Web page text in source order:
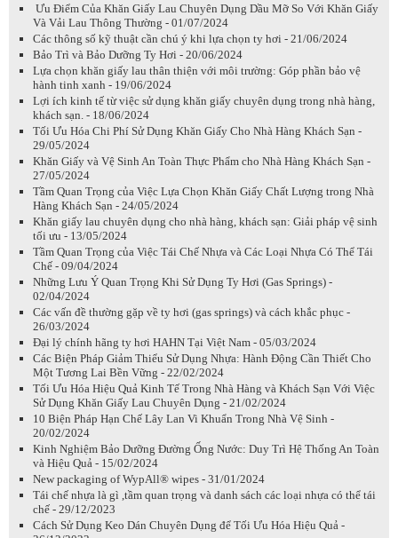
Ưu Điểm Của Khăn Giấy Lau Chuyên Dụng Dầu Mỡ So Với Khăn Giấy
Và Vải Lau Thông Thường - 01/07/2024
Các thông số kỹ thuật cần chú ý khi lựa chọn ty hơi - 21/06/2024
Bảo Trì và Bảo Dưỡng Ty Hơi - 20/06/2024
Lựa chọn khăn giấy lau thân thiện với môi trường: Góp phần bảo vệ
hành tinh xanh - 19/06/2024
Lợi ích kinh tế từ việc sử dụng khăn giấy chuyên dụng trong nhà hàng,
khách sạn. - 18/06/2024
Tối Ưu Hóa Chi Phí Sử Dụng Khăn Giấy Cho Nhà Hàng Khách Sạn -
29/05/2024
Khăn Giấy và Vệ Sinh An Toàn Thực Phẩm cho Nhà Hàng Khách Sạn -
27/05/2024
Tầm Quan Trọng của Việc Lựa Chọn Khăn Giấy Chất Lượng trong Nhà
Hàng Khách Sạn - 24/05/2024
Khăn giấy lau chuyên dụng cho nhà hàng, khách sạn: Giải pháp vệ sinh
tối ưu - 13/05/2024
Tầm Quan Trọng của Việc Tái Chế Nhựa và Các Loại Nhựa Có Thể Tái
Chế - 09/04/2024
Những Lưu Ý Quan Trọng Khi Sử Dụng Ty Hơi (Gas Springs) -
02/04/2024
Các vấn đề thường gặp về ty hơi (gas springs) và cách khắc phục -
26/03/2024
Đại lý chính hãng ty hơi HAHN Tại Việt Nam - 05/03/2024
Các Biện Pháp Giảm Thiểu Sử Dụng Nhựa: Hành Động Cần Thiết Cho
Một Tương Lai Bền Vững - 22/02/2024
Tối Ưu Hóa Hiệu Quả Kinh Tế Trong Nhà Hàng và Khách Sạn Với Việc
Sử Dụng Khăn Giấy Lau Chuyên Dụng - 21/02/2024
10 Biện Pháp Hạn Chế Lây Lan Vi Khuẩn Trong Nhà Vệ Sinh -
20/02/2024
Kinh Nghiệm Bảo Dưỡng Đường Ống Nước: Duy Trì Hệ Thống An Toàn
và Hiệu Quả - 15/02/2024
New packaging of WypAll® wipes - 31/01/2024
Tái chế nhựa là gì ,tầm quan trọng và danh sách các loại nhựa có thể tái
chế - 29/12/2023
Cách Sử Dụng Keo Dán Chuyên Dụng để Tối Ưu Hóa Hiệu Quả -